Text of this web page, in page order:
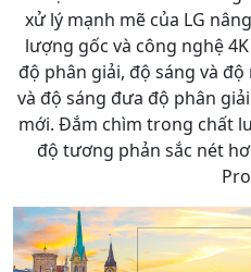
xử lý mạnh mẽ của LG
lượng gốc và công nghệ
độ phân giải, độ sáng và
và độ sáng đưa độ phân
mới. Đắm chìm trong chất
độ tương phản sắc nét